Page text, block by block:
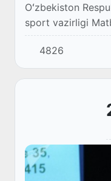
Oʻzbekiston
sport vazirligi
berishicha, bugun
Namangan
oʻsmirl...
4826